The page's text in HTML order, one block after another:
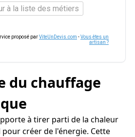
à la liste des métiers
proposé parViteUnDevis.com -Vous êtes un
artisan ?
du chauffage
à tirer parti de la chaleur
créer de l'énergie. Cette